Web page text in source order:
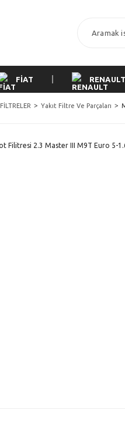
FİAT RENAULT
FİLTRELER Yakıt Filtre Ve Parçaları